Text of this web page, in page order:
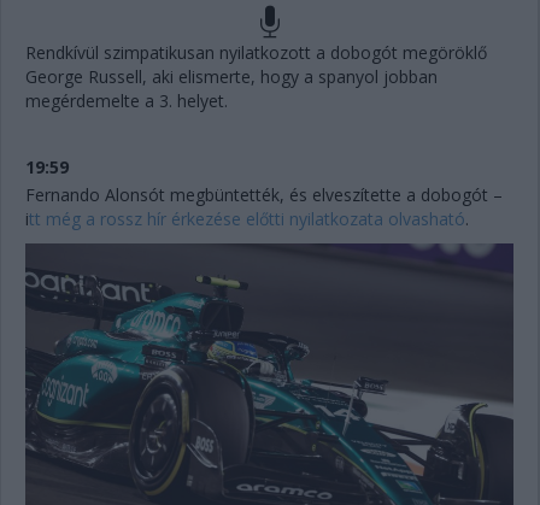
Rendkívül szimpatikusan nyilatkozott a dobogót megöröklő
George Russell, aki elismerte, hogy a spanyol jobban
megérdemelte a 3. helyet.
19:59
Fernando Alonsót megbüntették, és elveszítette a dobogót –
itt még a rossz hír érkezése előtti nyilatkozata olvasható.